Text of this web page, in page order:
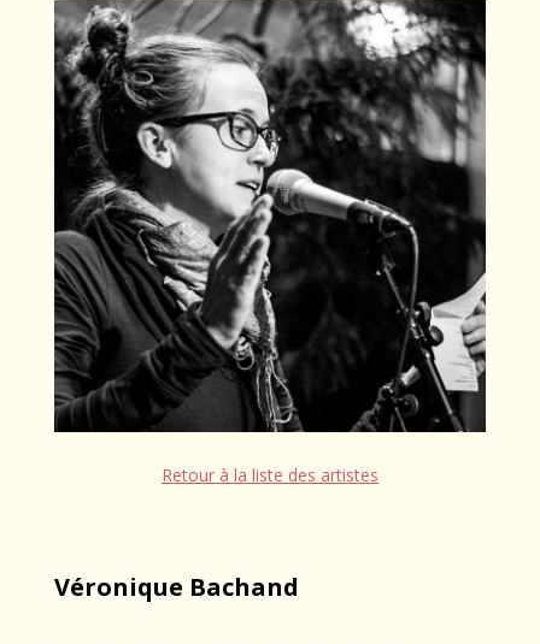
Retour à la liste des artistes
Véronique Bachand